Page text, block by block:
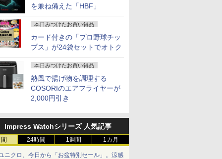
を兼ね備えた「HBF」
本日みつけたお買い得品
カード付きの「プロ野球チッ
プス」が24袋セットでオトク
本日みつけたお買い得品
熱風で揚げ物を調理する
COSORIのエアフライヤーが
2,000円引き
Impress Watchシリーズ 人気記事
24時間 1週間 1カ月
ニクロ、今日から「お盆特別セール」。涼感